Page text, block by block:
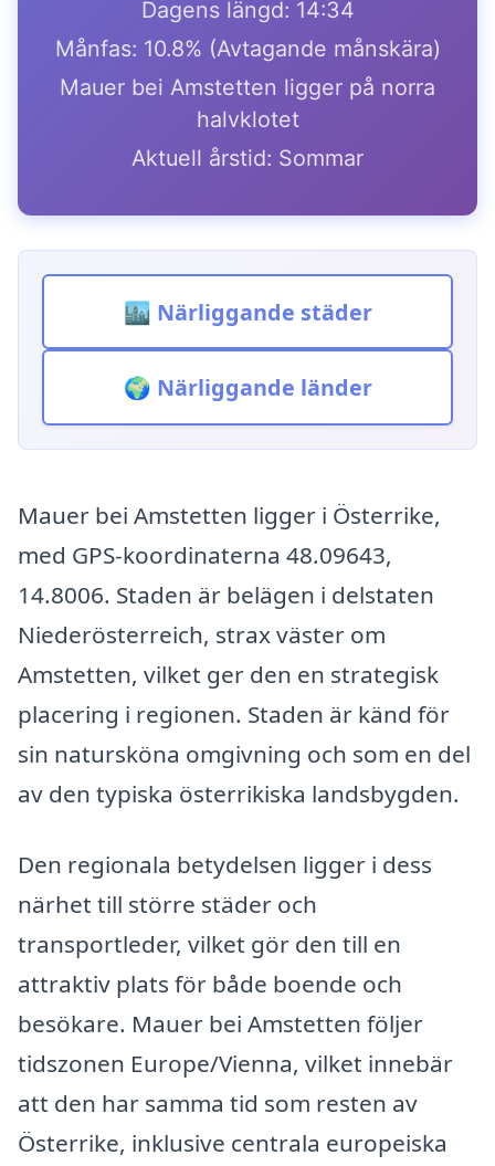
Dagens längd: 14:34
Månfas: 10.8% (Avtagande månskära)
Mauer bei Amstetten ligger på norra
halvklotet
Aktuell årstid: Sommar
🏙️ Närliggande städer
🌍 Närliggande länder
Mauer bei Amstetten ligger i Österrike,
med GPS-koordinaterna 48.09643,
14.8006. Staden är belägen i delstaten
Niederösterreich, strax väster om
Amstetten, vilket ger den en strategisk
placering i regionen. Staden är känd för
sin natursköna omgivning och som en del
av den typiska österrikiska landsbygden.
Den regionala betydelsen ligger i dess
närhet till större städer och
transportleder, vilket gör den till en
attraktiv plats för både boende och
besökare. Mauer bei Amstetten följer
tidszonen Europe/Vienna, vilket innebär
att den har samma tid som resten av
Österrike, inklusive centrala europeiska